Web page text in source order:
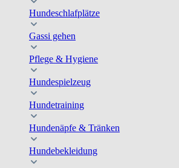
Hundeschlafplätze
Gassi gehen
Pflege & Hygiene
Hundespielzeug
Hundetraining
Hundenäpfe & Tränken
Hundebekleidung